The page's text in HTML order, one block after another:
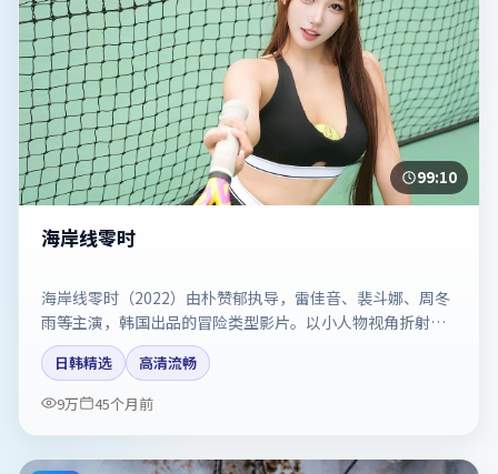
99:10
海岸线零时
海岸线零时（2022）由朴赞郁执导，雷佳音、裴斗娜、周冬
雨等主演，韩国出品的冒险类型影片。以小人物视角折射时
代切片。剧情简介与主创信息可供检索参考，上映日期以片
方资料为准。
日韩精选
高清流畅
9万
45个月前